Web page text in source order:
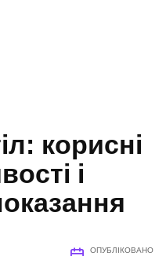
корисні
і
ОПУБЛІКОВАНО